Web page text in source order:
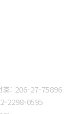
호: 206-27-75896
2298-0595